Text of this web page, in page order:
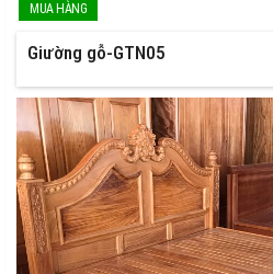
Giường gỗ-GTN05